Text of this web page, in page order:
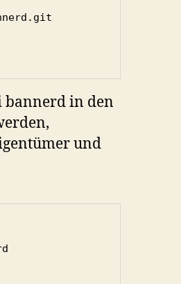
bannerd in den
und